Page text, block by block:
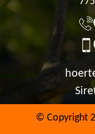
© Copyright